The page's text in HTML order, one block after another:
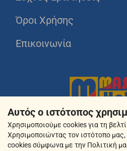
Όροι Χρήσης
Επικοινωνία
Αυτός ο ιστότοπος
Χρησιμοποιούμε cookies για τη
Χρησιμοποιώντας τον ιστότοπο μας,
cookies σύμφωνα με την Πολιτική